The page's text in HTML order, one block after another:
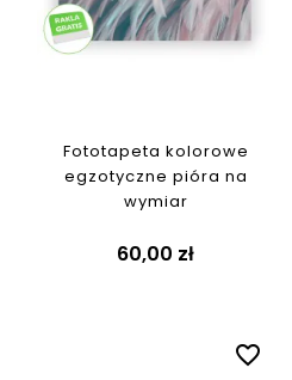
Fototapeta kolorowe
egzotyczne pióra na
wymiar
60,00 zł
favorite_border